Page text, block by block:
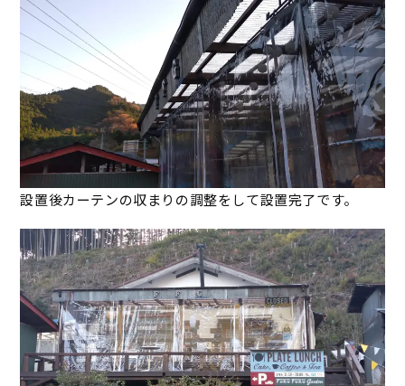
設置後カーテンの収まりの調整をして設置完了です。